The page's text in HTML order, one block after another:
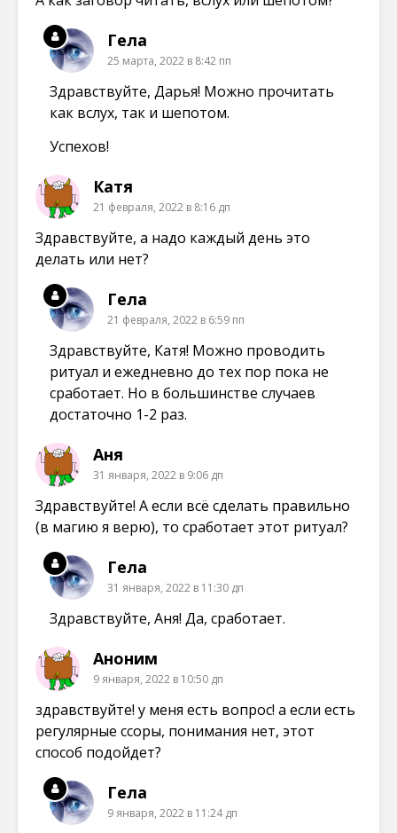
Гела
25 марта, 2022 в 8:42 пп
Здравствуйте, Дарья! Можно прочитать
как вслух, так и шепотом.
Успехов!
Катя
21 февраля, 2022 в 8:16 дп
Здравствуйте, а надо каждый день это
делать или нет?
Гела
21 февраля, 2022 в 6:59 пп
Здравствуйте, Катя! Можно проводить
ритуал и ежедневно до тех пор пока не
сработает. Но в большинстве случаев
достаточно 1-2 раз.
Аня
31 января, 2022 в 9:06 дп
Здравствуйте! А если всё сделать правильно
(в магию я верю), то сработает этот ритуал?
Гела
31 января, 2022 в 11:30 дп
Здравствуйте, Аня! Да, сработает.
Аноним
9 января, 2022 в 10:50 дп
здравствуйте! у меня есть вопрос! а если есть
регулярные ссоры, понимания нет, этот
способ подойдет?
Гела
9 января, 2022 в 11:24 дп